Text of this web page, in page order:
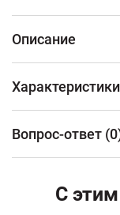
Описание
эл. печи
эффективное и
этих проблем.
солидного
Характеристики
Объем парного
Тип управления
Вопрос-ответ
С